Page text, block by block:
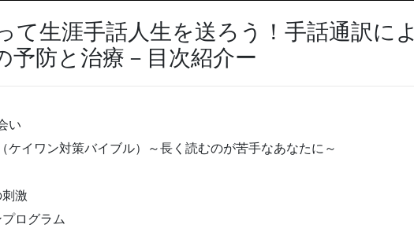
て生涯手話人生を送ろう！手話通訳によ
予防と治療－目次紹介ー
い
ケイワン対策バイブル）～長く読むのが苦手なあなたに～
激
ログラム